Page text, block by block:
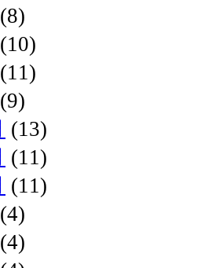
(8)
(10)
(11)
(9)
(13)
(11)
(11)
(4)
(4)